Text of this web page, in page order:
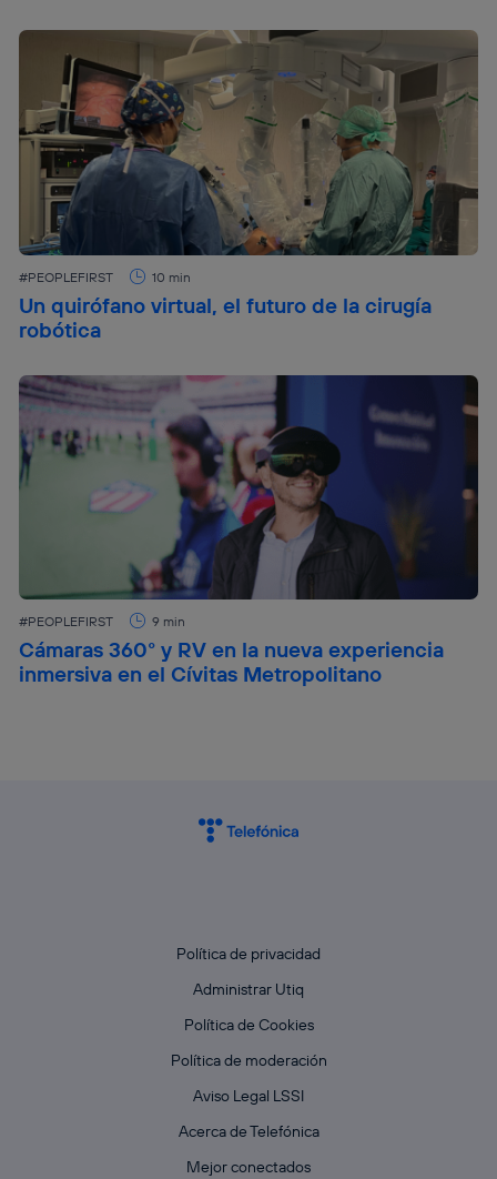
Un quirófano virtual, el futuro de la cirugía
robótica
#PEOPLEFIRST 10 min
Cámaras 360° y RV en la nueva experiencia
inmersiva en el Cívitas Metropolitano
#PEOPLEFIRST 9 min
Política de privacidad
Administrar Utiq
Política de Cookies
Política de moderación
Aviso Legal LSSI
Acerca de Telefónica
Mejor conectados